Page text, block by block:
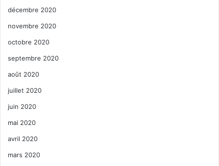
décembre 2020
novembre 2020
octobre 2020
septembre 2020
août 2020
juillet 2020
juin 2020
mai 2020
avril 2020
mars 2020